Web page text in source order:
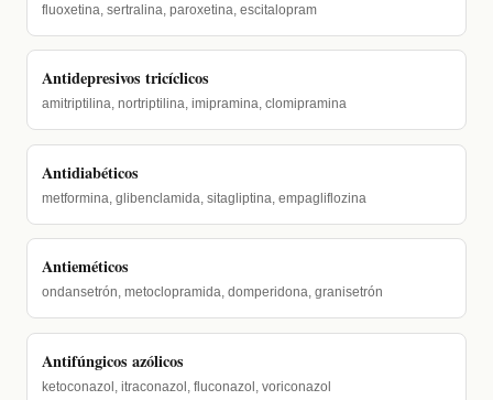
fluoxetina, sertralina, paroxetina, escitalopram
Antidepresivos tricíclicos
amitriptilina, nortriptilina, imipramina, clomipramina
Antidiabéticos
metformina, glibenclamida, sitagliptina, empagliflozina
Antieméticos
ondansetrón, metoclopramida, domperidona, granisetrón
Antifúngicos azólicos
ketoconazol, itraconazol, fluconazol, voriconazol